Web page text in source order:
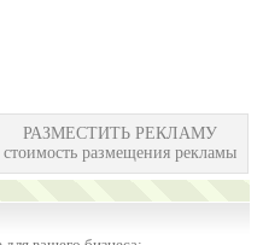
РАЗМЕСТИТЬ РЕКЛАМУ
стоимость размещения рекламы